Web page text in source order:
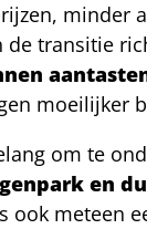
minder
de transitie
moeilijker
om te
en
ook meteen